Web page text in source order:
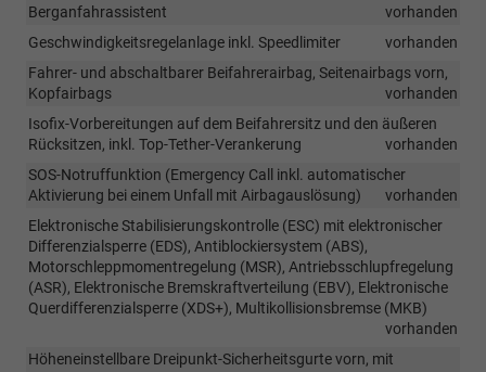
Berganfahrassistent
vorhanden
Geschwindigkeitsregelanlage inkl. Speedlimiter
vorhanden
Fahrer- und abschaltbarer Beifahrerairbag, Seitenairbags vorn,
Kopfairbags
vorhanden
Isofix-Vorbereitungen auf dem Beifahrersitz und den äußeren
Rücksitzen, inkl. Top-Tether-Verankerung
vorhanden
SOS-Notruffunktion (Emergency Call inkl. automatischer
Aktivierung bei einem Unfall mit Airbagauslösung)
vorhanden
Elektronische Stabilisierungskontrolle (ESC) mit elektronischer
Differenzialsperre (EDS), Antiblockiersystem (ABS),
Motorschleppmomentregelung (MSR), Antriebsschlupfregelung
(ASR), Elektronische Bremskraftverteilung (EBV), Elektronische
Querdifferenzialsperre (XDS+), Multikollisionsbremse (MKB)
vorhanden
Höheneinstellbare Dreipunkt-Sicherheitsgurte vorn, mit